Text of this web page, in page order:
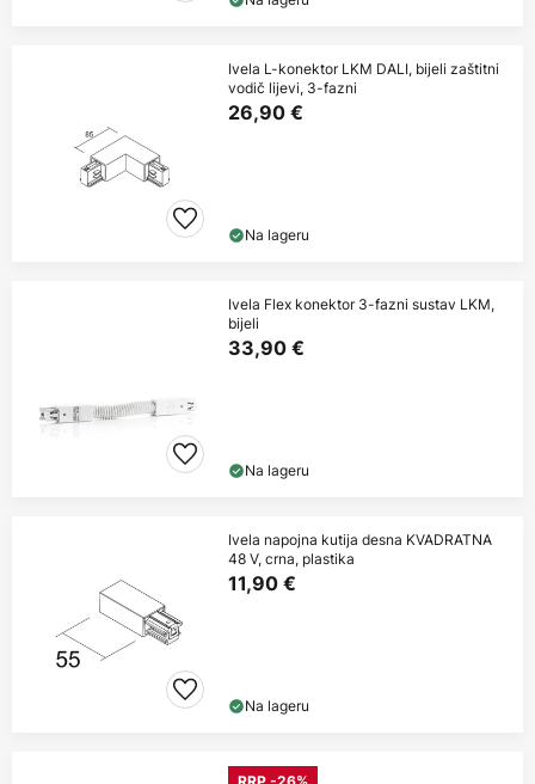
Ivela L-konektor LKM DALI, bijeli zaštitni
vodič lijevi, 3-fazni
26,90 €
Na lageru
Ivela Flex konektor 3-fazni sustav LKM,
bijeli
33,90 €
Na lageru
Ivela napojna kutija desna KVADRATNA
48 V, crna, plastika
11,90 €
Na lageru